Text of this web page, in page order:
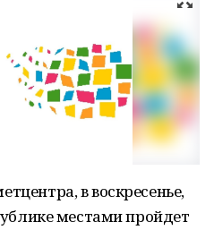
в воскресенье,
местами пройдет